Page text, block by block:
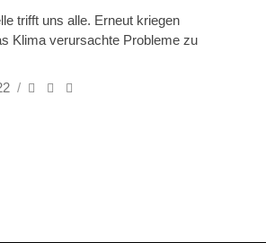
trifft uns alle. Erneut kriegen
Klima verursachte Probleme zu